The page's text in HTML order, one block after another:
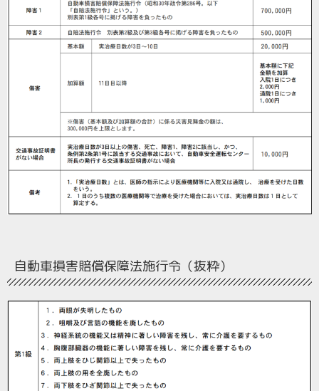
自動車損害賠償保障法施行令（抜粋）